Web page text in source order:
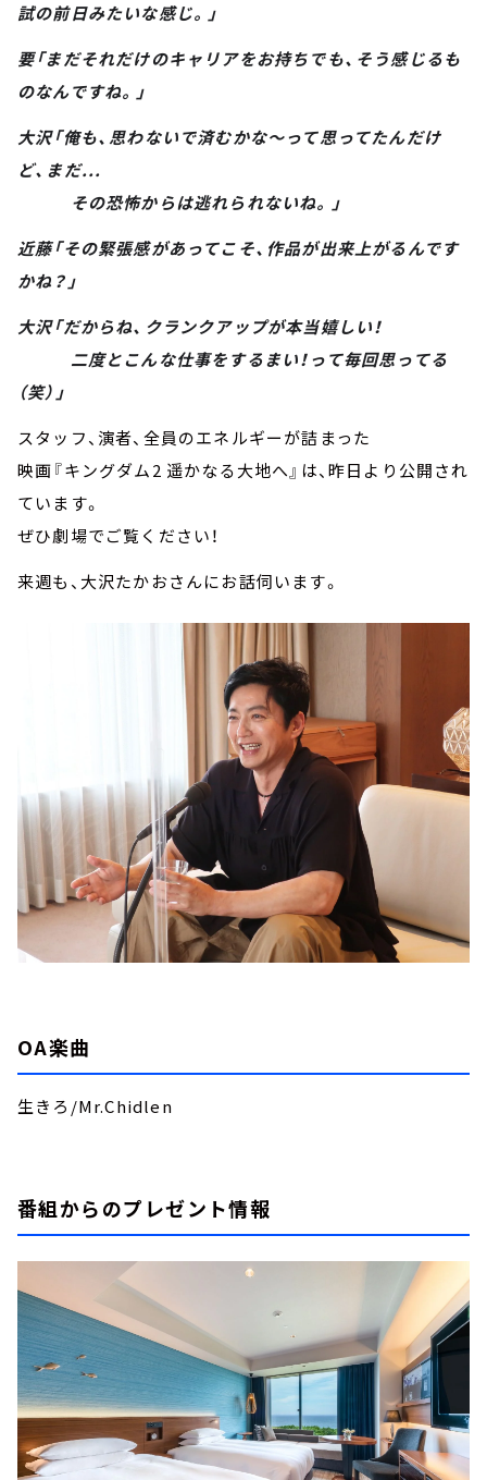
試の前日みたいな感じ。」
要「まだそれだけのキャリアをお持ちでも、そう感じるも
のなんですね。」
大沢「俺も、思わないで済むかな～って思ってたんだけ
ど、まだ...
その恐怖からは逃れられないね。」
近藤「その緊張感があってこそ、作品が出来上がるんです
かね？」
大沢「だからね、クランクアップが本当嬉しい！
二度とこんな仕事をするまい！って毎回思ってる
（笑）」
スタッフ、演者、全員のエネルギーが詰まった
映画『キングダム2 遥かなる大地へ』は、昨日より公開され
ています。
ぜひ劇場でご覧ください！
来週も、大沢たかおさんにお話伺います。
OA楽曲
生きろ/Mr.Chidlen
番組からのプレゼント情報